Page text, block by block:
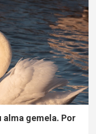
alma gemela. Por